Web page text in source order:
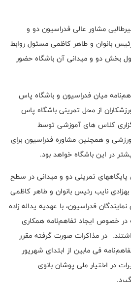
مشاور عالی فدراسیون دو و
بانوان و طاهر کاظمی مسئول روابط
بخش دو و میدانی آن باشگاه حضور
میان فدراسیون و باشگاه پاس
از محل تمرینی باشگاه پاس
کلاس های آموزشی توسط
و همچنین مشاوره فدراسیون برای
در این باشگاه خواهد بود.
تمرینی دو و میدانی در سطح
بهزادی نایب رئیس بانوان و طاهر کاظمی
فدراسیون، با عهدیه یداله زاده
خصوص ایجاد تفاهم‌نامه همکاری
در مذاکرات صورت گرفته مقرر
فی مابین از ابتدای شهریور
در اختیار ملی پوشان بانوی